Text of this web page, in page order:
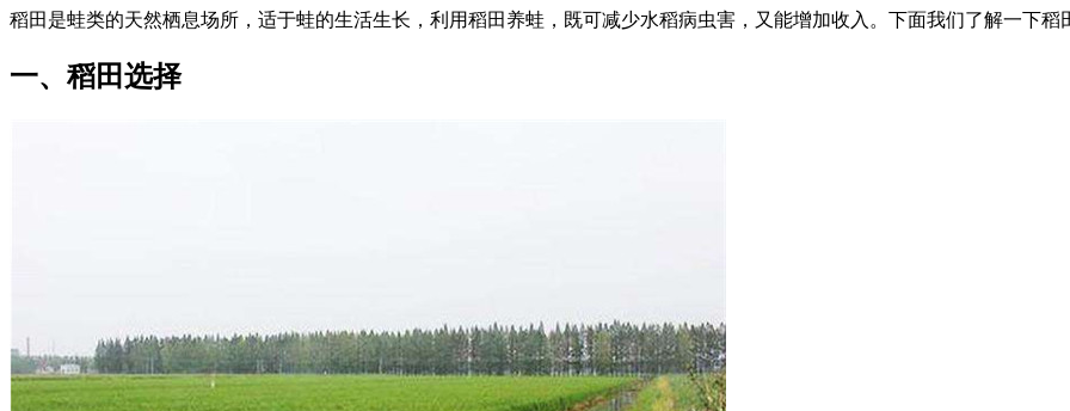
稻田是蛙类的天然栖息场所，适于蛙的生活生长，利用稻田养蛙，既可减少水稻病虫害，又能增加收入。下面我们了解一下稻
一、稻田选择